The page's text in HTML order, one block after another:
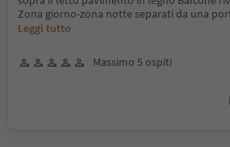
Zona giorno-zona notte separati da una
Leggi tutto
Massimo 5 ospiti